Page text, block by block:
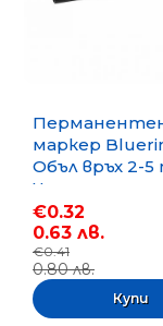
маркер
Объл връх 2-5
Черен
€0.32
0.63 лв.
€0.41
0.80 лв.